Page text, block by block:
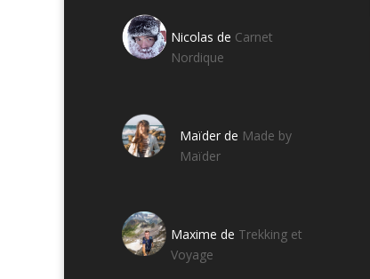
Nicolas de Carnet
Nordique
Maïder de Made by
Maïder
Maxime de Trekking et
Voyage